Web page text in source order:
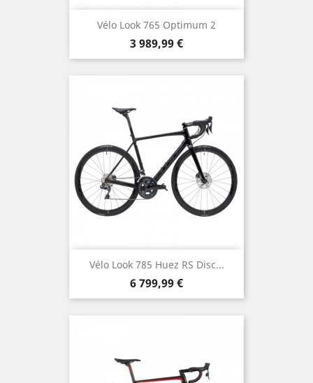
Vélo Look 765 Optimum 2
Prix
3 989,99 €
Vélo Look 785 Huez RS Disc...
Prix
6 799,99 €